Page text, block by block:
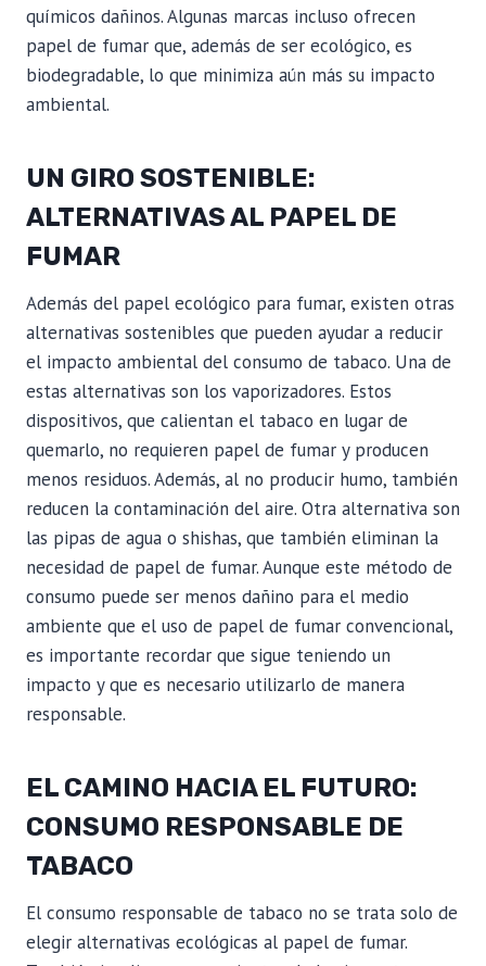
químicos dañinos. Algunas marcas incluso ofrecen
papel de fumar que, además de ser ecológico, es
biodegradable, lo que minimiza aún más su impacto
ambiental.
UN GIRO SOSTENIBLE:
ALTERNATIVAS AL PAPEL DE
FUMAR
Además del papel ecológico para fumar, existen otras
alternativas sostenibles que pueden ayudar a reducir
el impacto ambiental del consumo de tabaco. Una de
estas alternativas son los vaporizadores. Estos
dispositivos, que calientan el tabaco en lugar de
quemarlo, no requieren papel de fumar y producen
menos residuos. Además, al no producir humo, también
reducen la contaminación del aire. Otra alternativa son
las pipas de agua o shishas, que también eliminan la
necesidad de papel de fumar. Aunque este método de
consumo puede ser menos dañino para el medio
ambiente que el uso de papel de fumar convencional,
es importante recordar que sigue teniendo un
impacto y que es necesario utilizarlo de manera
responsable.
EL CAMINO HACIA EL FUTURO:
CONSUMO RESPONSABLE DE
TABACO
El consumo responsable de tabaco no se trata solo de
elegir alternativas ecológicas al papel de fumar.